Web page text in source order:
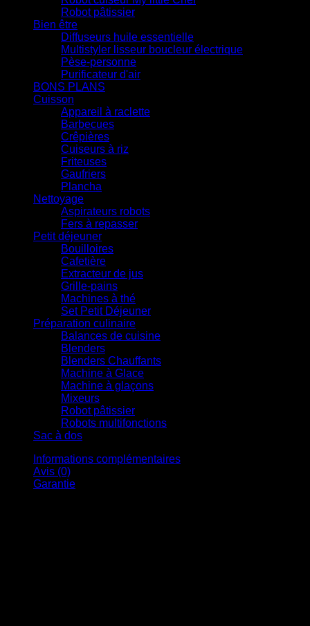
Robot pâtissier
Bien être
Diffuseurs huile essentielle
Multistyler lisseur boucleur électrique
Pèse-personne
Purificateur d'air
BONS PLANS
Cuisson
Appareil à raclette
Barbecues
Crêpières
Cuiseurs à riz
Friteuses
Gaufriers
Plancha
Nettoyage
Aspirateurs robots
Fers à repasser
Petit déjeuner
Bouilloires
Cafetière
Extracteur de jus
Grille-pains
Machines à thé
Set Petit Déjeuner
Préparation culinaire
Balances de cuisine
Blenders
Blenders Chauffants
Machine à Glace
Machine à glaçons
Mixeurs
Robot pâtissier
Robots multifonctions
Sac à dos
Informations complémentaires
Avis (0)
Garantie